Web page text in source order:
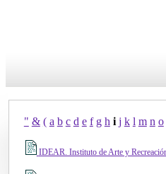
" & ( a b c d e f g h i j k l m n o
IDEAR. Instituto de Arte y